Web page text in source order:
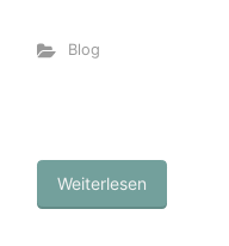
Blog
Weiterlesen